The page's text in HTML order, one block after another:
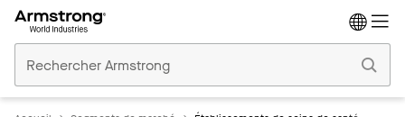
Plafonds
Commerciaux